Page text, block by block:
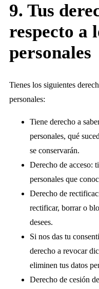
9. Tus
respecto a
personales
Tienes los siguientes
personales:
Tiene derecho a
personales, qué
se conservarán.
Derecho de acceso:
personales que
Derecho de
rectificar, borrar o
desees.
Si nos das tu
derecho a revocar
eliminen tus datos
Derecho de cesión